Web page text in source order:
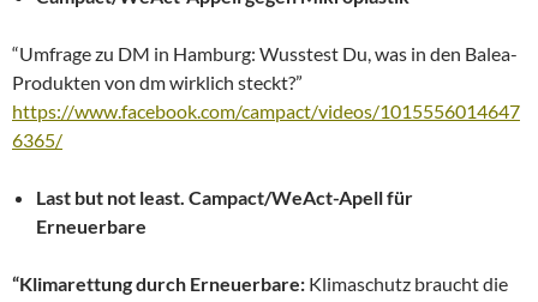
“Umfrage zu DM in Hamburg: Wusstest Du, was in den Balea-
Produkten von dm wirklich steckt?”
https://www.facebook.com/campact/videos/1015556014647
6365/
Last but not least. Campact/WeAct-Apell für
Erneuerbare
“Klimarettung durch Erneuerbare: Klimaschutz braucht die